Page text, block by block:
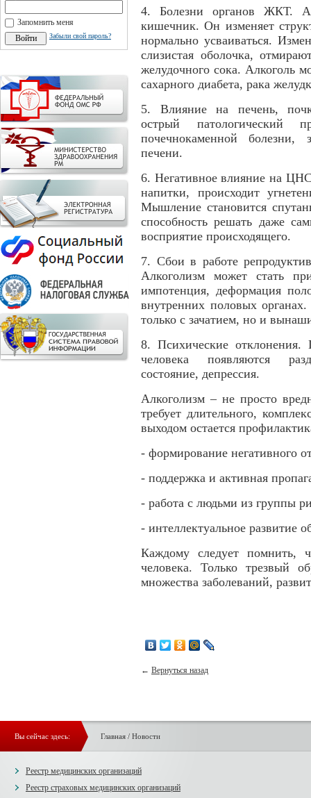
Запомнить меня
Забыли свой пароль?
4. Болезни органов ЖКТ.
кишечник. Он изменяет
нормально усваиваться.
слизистая оболочка,
желудочного сока. Алкоголь
сахарного диабета, рака
5. Влияние на печень,
острый патологический
почечнокаменной болезни,
печени.
6. Негативное влияние на
напитки, происходит
Мышление становится
способность решать даже
восприятие происходящего.
7. Сбои в работе
Алкоголизм может стать
импотенция, деформация
внутренних половых
только с зачатием, но и
8. Психические отклонения.
человека появляются
состояние, депрессия.
Алкоголизм – не просто
требует длительного,
выходом остается
- формирование негативного
- поддержка и активная
- работа с людьми из группы
- интеллектуальное развитие
Каждому следует помнить,
человека. Только трезвый
множества заболеваний,
← Вернуться назад
Вы сейчас здесь: Главная/ Новости
Реестр медицинских организаций
Реестр страховых медицинских организаций